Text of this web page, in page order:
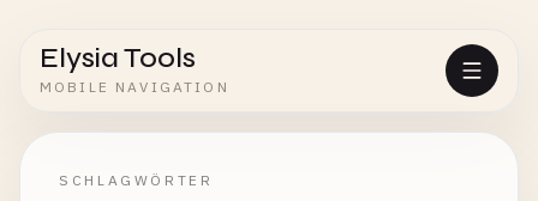
Elysia Tools
MOBILE NAVIGATION
SCHLAGWÖRTER